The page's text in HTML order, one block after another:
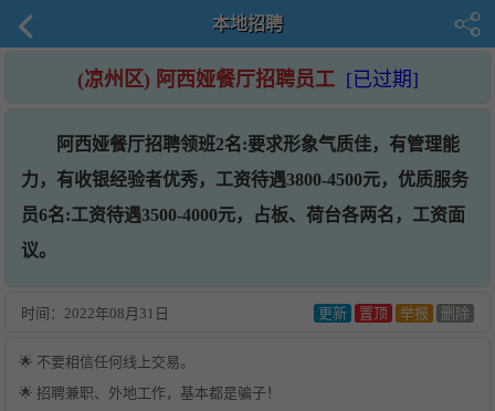
本地招聘
(凉州区) 阿西娅餐厅招聘员工 [已过期]
阿西娅餐厅招聘领班2名:要求形象气质佳，有管理能
力，有收银经验者优秀，工资待遇3800-4500元，优质服务
员6名:工资待遇3500-4000元，占板、荷台各两名，工资面
议。
时间： 2022年08月31日 更新 置顶 举报 删除
🌟 不要相信任何线上交易。
🌟 招聘兼职、外地工作，基本都是骗子！